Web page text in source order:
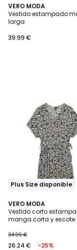
VERO MODA
Vestido estampado
larga
39.99 €
Plus Size disponible
VERO MODA
Vestido corto
manga corta y escote
34.99 €
26.24 € -25%